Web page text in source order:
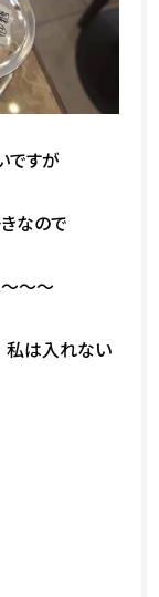
ですが
なので
～～
私は入れない